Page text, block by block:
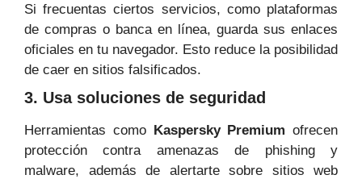
Si frecuentas ciertos servicios, como plataformas
de compras o banca en línea, guarda sus enlaces
oficiales en tu navegador. Esto reduce la posibilidad
de caer en sitios falsificados.
3. Usa soluciones de seguridad
Herramientas como Kaspersky Premium ofrecen
protección contra amenazas de phishing y
malware, además de alertarte sobre sitios web